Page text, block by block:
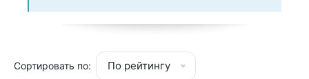
Сортировать по: По рейтингу